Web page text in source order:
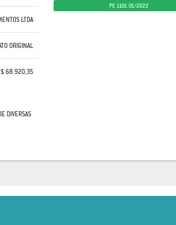
LTDA
ORIGINAL
68.920,35
DIVERSAS
PE 1101.01/2022